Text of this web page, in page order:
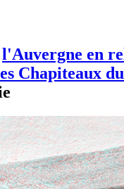
l'Auvergne en
Chapiteaux